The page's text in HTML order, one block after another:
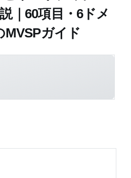
｜60項目・6ドメ
MVSPガイド